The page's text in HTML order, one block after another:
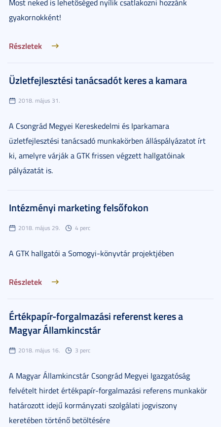
Most neked is lehetőséged nyílik csatlakozni hozzánk
gyakornokként!
Részletek
Üzletfejlesztési tanácsadót keres a kamara
2018. május 31.
A Csongrád Megyei Kereskedelmi és Iparkamara
üzletfejlesztési tanácsadó munkakörben álláspályázatot írt
ki, amelyre várják a GTK frissen végzett hallgatóinak
pályázatát is.
Intézményi marketing felsőfokon
2018. május 29. 4 perc
A GTK hallgatói a Somogyi-könyvtár projektjében
Részletek
Értékpapír-forgalmazási referenst keres a
Magyar Államkincstár
2018. május 16. 3 perc
A Magyar Államkincstár Csongrád Megyei Igazgatóság
felvételt hirdet értékpapír-forgalmazási referens munkakör
határozott idejű kormányzati szolgálati jogviszony
keretében történő betöltésére